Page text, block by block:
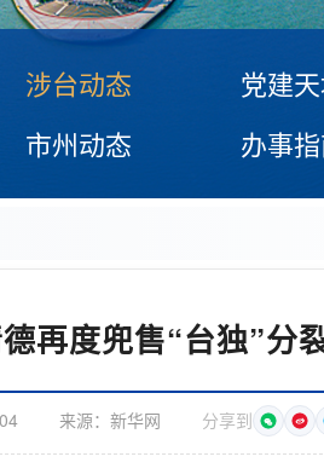
涉台动态 党建
市州动态 办事
再度兜售“台独”分
来源： 新华网 分享到